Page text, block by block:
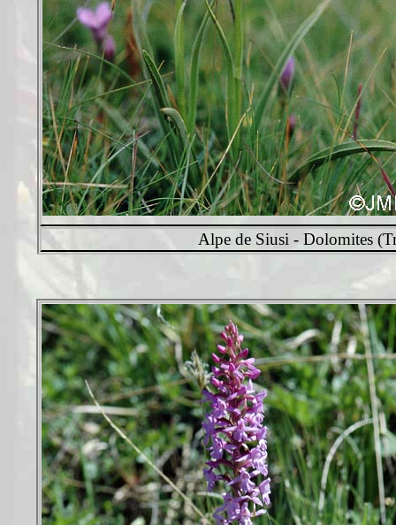
Alpe de Siusi - Dolomites